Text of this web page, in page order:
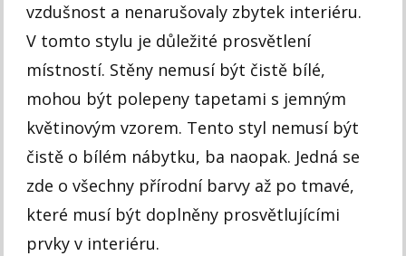
vzdušnost a nenarušovaly zbytek interiéru.
V tomto stylu je důležité prosvětlení
místností. Stěny nemusí být čistě bílé,
mohou být polepeny tapetami s jemným
květinovým vzorem. Tento styl nemusí být
čistě o bílém nábytku, ba naopak. Jedná se
zde o všechny přírodní barvy až po tmavé,
které musí být doplněny prosvětlujícími
prvky v interiéru.